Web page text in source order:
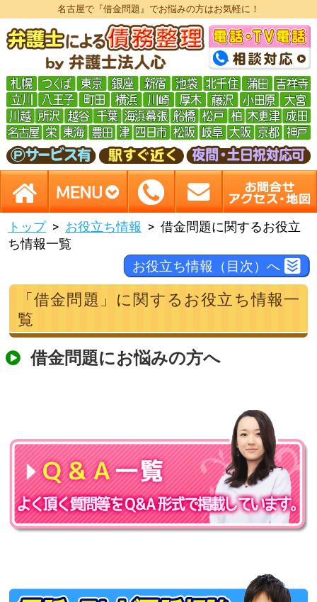
名古屋で『借金問題』でお悩みの方はお気軽に！
トップ お役立ち情報
借金問題に関するお役立
ち情報一覧
お役立ち情報（目次）へ
「借金問題」に関するお役立ち情報一
覧
借金問題にお悩みの方へ